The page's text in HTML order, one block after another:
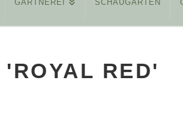
REINHARD
MÄRZ 26, 2015
GÄRTNEREI SCHAUGARTEN
RED'